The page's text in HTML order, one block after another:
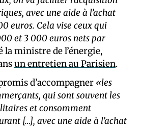
avec une aide à l’achat
euros. Cela vise ceux qui
et 3 000 euros nets par
la ministre de l’énergie,
un entretien au Parisien.
d’accompagner «les
qui sont souvent les
et consomment
[…], avec une aide à l’achat